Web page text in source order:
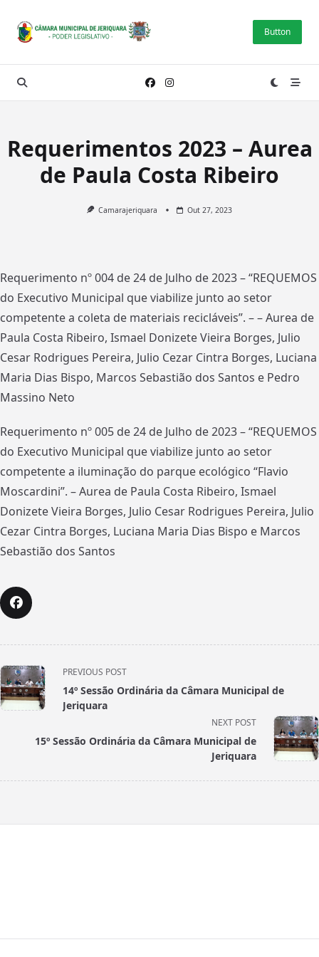
content
Button
Requerimentos 2023 – Aurea
de Paula Costa Ribeiro
Camarajeriquara Out 27, 2023
Requerimento nº 004 de 24 de Julho de 2023 – “REQUEMOS
do Executivo Municipal que viabilize junto ao setor
competente a coleta de materiais recicláveis”. – – Aurea de
Paula Costa Ribeiro, Ismael Donizete Vieira Borges, Julio
Cesar Rodrigues Pereira, Julio Cezar Cintra Borges, Luciana
Maria Dias Bispo, Marcos Sebastião dos Santos e Pedro
Massino Neto
Requerimento nº 005 de 24 de Julho de 2023 – “REQUEMOS
do Executivo Municipal que viabilize junto ao setor
competente a iluminação do parque ecológico “Flavio
Moscardini”. – Aurea de Paula Costa Ribeiro, Ismael
Donizete Vieira Borges, Julio Cesar Rodrigues Pereira, Julio
Cezar Cintra Borges, Luciana Maria Dias Bispo e Marcos
Sebastião dos Santos
<span
class="nav-
subtitle
reader-
PREVIOUS POST
14º Sessão Ordinária da Câmara Municipal de
Jeriquara
NEXT POST
15º Sessão Ordinária da Câmara Municipal de
Jeriquara